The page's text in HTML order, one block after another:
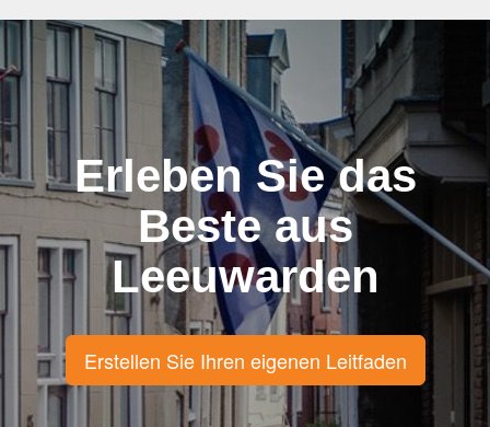
Erleben Sie das
Beste aus
Leeuwarden
Erstellen Sie Ihren eigenen Leitfaden